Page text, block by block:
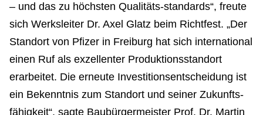
– und das zu höchsten Qualitäts-standards“, freute
sich Werksleiter Dr. Axel Glatz beim Richtfest. „Der
Standort von Pfizer in Freiburg hat sich international
einen Ruf als exzellenter Produktionsstandort
erarbeitet. Die erneute Investitionsentscheidung ist
ein Bekenntnis zum Standort und seiner Zukunfts-
fähigkeit“, sagte Baubürgermeister Prof. Dr. Martin